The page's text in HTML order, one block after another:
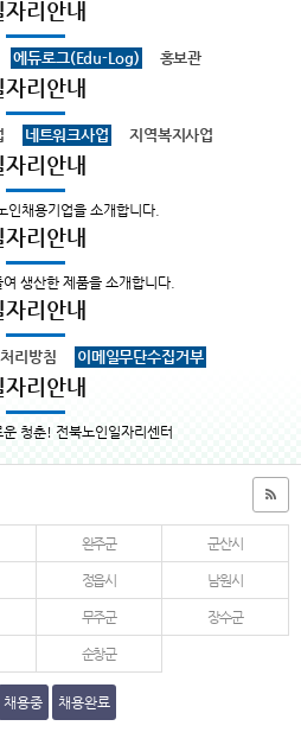
자리안내
에듀로그(Edu-Log) 홍보관
자리안내
네트워크사업 지역복지사업
자리안내
인채용기업을 소개합니다.
자리안내
생산한 제품을 소개합니다.
자리안내
리방침 이메일무단수집거부
자리안내
청춘! 전북노인일자리센터
완주군 군산시
정읍시 남원시
무주군 장수군
순창군
채용중 채용완료